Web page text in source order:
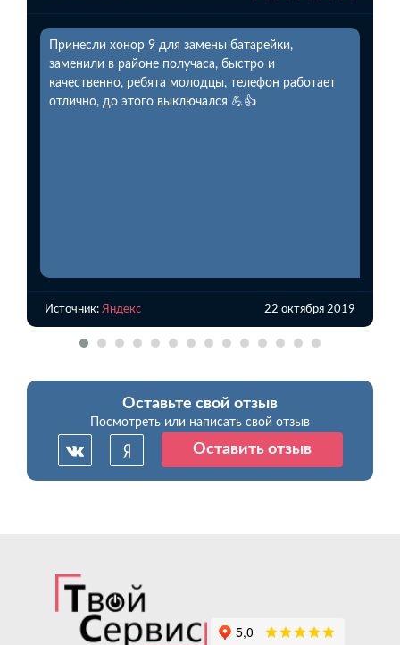
Принесли хонор 9 для замены батарейки,
заменили в районе получаса, быстро и
качественно, ребята молодцы, телефон работает
отлично, до этого выключался 💪👍
Источник: Яндекс 22 октября 2019
Оставьте свой отзыв
Посмотреть или написать свой отзыв
Оставить отзыв